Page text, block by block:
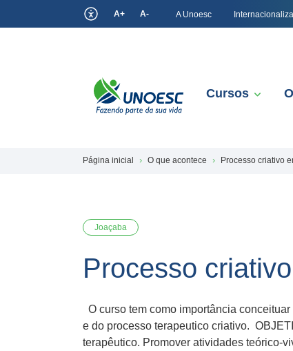
A+ A- A Unoesc
Cursos
Página inicial O que acontece Processo criativo
Joaçaba
Processo
O curso tem como importância
e do processo terapeutico criativo.
terapêutico. Promover atividades teórico-